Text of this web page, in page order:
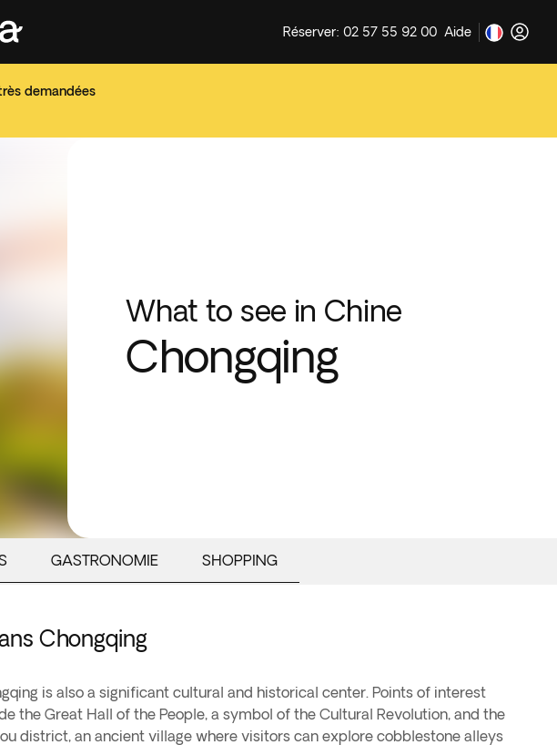
demandées
Réserver: 02 57 55 92 00 Aide
What to see in Chine
Chongqing
GASTRONOMIE SHOPPING
Chongqing
is also a significant cultural and historical center. Points of interest
the Great Hall of the People, a symbol of the Cultural Revolution, and the
district, an ancient village where visitors can explore cobblestone alleys